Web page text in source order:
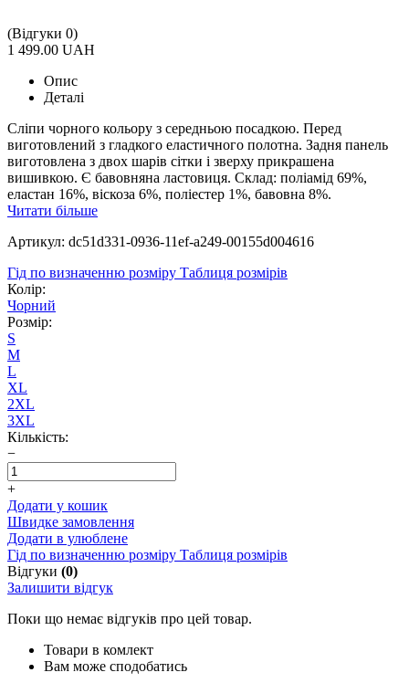
(Відгуки 0)
1 499.00 UAH
Опис
Деталі
Сліпи чорного кольору з середньою посадкою. Перед
виготовлений з гладкого еластичного полотна. Задня панель
виготовлена з двох шарів сітки і зверху прикрашена
вишивкою. Є бавовняна ластовиця. Склад: поліамід 69%,
еластан 16%, віскоза 6%, поліестер 1%, бавовна 8%.
Читати більше
Артикул: dc51d331-0936-11ef-a249-00155d004616
Гід по визначенню розміру Таблиця розмірів
Колір:
Чорний
Розмір:
S
M
L
XL
2XL
3XL
Кількість:
−
+
Додати у кошик
Швидке замовлення
Додати в улюблене
Гід по визначенню розміру Таблиця розмірів
Відгуки (0)
Залишити відгук
Поки що немає відгуків про цей товар.
Товари в комлект
Вам може сподобатись